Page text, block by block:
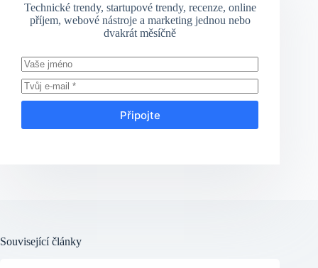
Technické trendy, startupové trendy, recenze, online
příjem, webové nástroje a marketing jednou nebo
dvakrát měsíčně
Připojte
Související články